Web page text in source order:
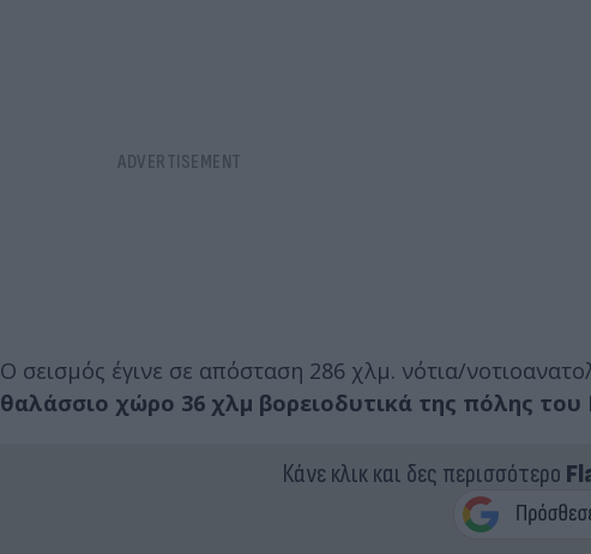
Ο σεισμός έγινε σε απόσταση 286 χλμ. νότια/
θαλάσσιο χώρο 36 χλμ βορειοδυτικά της πόλης του
Κάνε κλικ και δες περισσότερο